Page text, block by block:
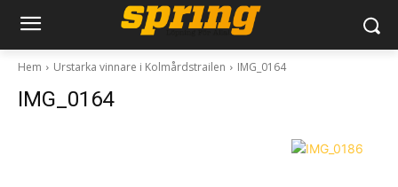
Hem Urstarka vinnare i Kolmårdstrailen IMG_0164
IMG_0164